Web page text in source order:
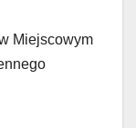
Miejscowym